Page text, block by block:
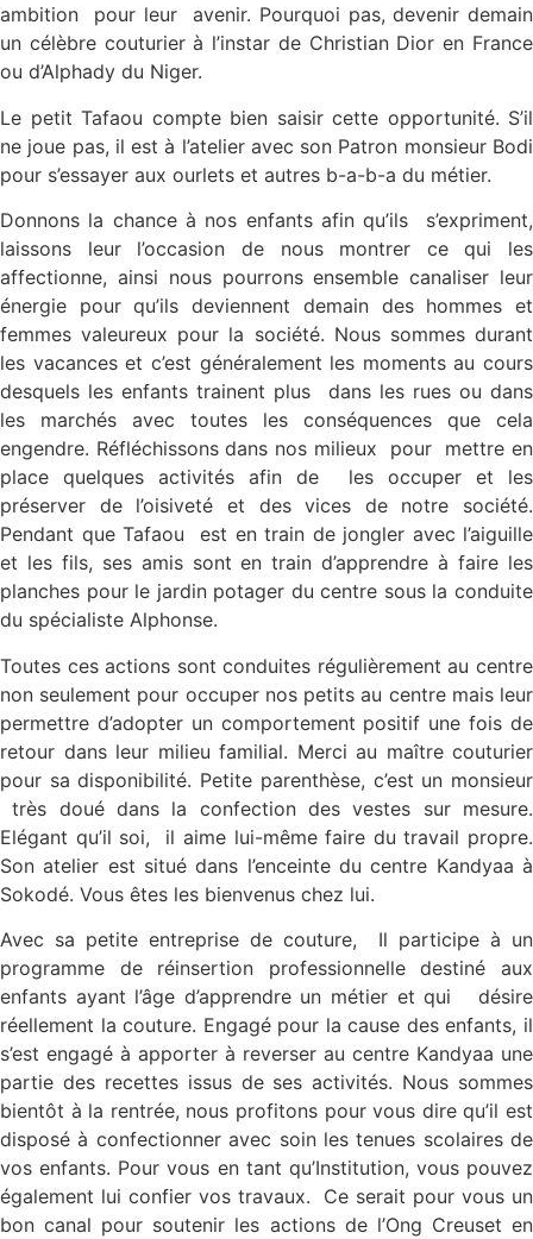
ambition pour leur avenir. Pourquoi pas, devenir demain
un célèbre couturier à l’instar de Christian Dior en France
ou d’Alphady du Niger.
Le petit Tafaou compte bien saisir cette opportunité. S’il
ne joue pas, il est à l’atelier avec son Patron monsieur Bodi
pour s’essayer aux ourlets et autres b-a-b-a du métier.
Donnons la chance à nos enfants afin qu’ils s’expriment,
laissons leur l’occasion de nous montrer ce qui les
affectionne, ainsi nous pourrons ensemble canaliser leur
énergie pour qu’ils deviennent demain des hommes et
femmes valeureux pour la société. Nous sommes durant
les vacances et c’est généralement les moments au cours
desquels les enfants trainent plus dans les rues ou dans
les marchés avec toutes les conséquences que cela
engendre. Réfléchissons dans nos milieux pour mettre en
place quelques activités afin de les occuper et les
préserver de l’oisiveté et des vices de notre société.
Pendant que Tafaou est en train de jongler avec l’aiguille
et les fils, ses amis sont en train d’apprendre à faire les
planches pour le jardin potager du centre sous la conduite
du spécialiste Alphonse.
Toutes ces actions sont conduites régulièrement au centre
non seulement pour occuper nos petits au centre mais leur
permettre d’adopter un comportement positif une fois de
retour dans leur milieu familial. Merci au maître couturier
pour sa disponibilité. Petite parenthèse, c’est un monsieur
très doué dans la confection des vestes sur mesure.
Elégant qu’il soi, il aime lui-même faire du travail propre.
Son atelier est situé dans l’enceinte du centre Kandyaa à
Sokodé. Vous êtes les bienvenus chez lui.
Avec sa petite entreprise de couture, Il participe à un
programme de réinsertion professionnelle destiné aux
enfants ayant l’âge d’apprendre un métier et qui désire
réellement la couture. Engagé pour la cause des enfants, il
s’est engagé à apporter à reverser au centre Kandyaa une
partie des recettes issus de ses activités. Nous sommes
bientôt à la rentrée, nous profitons pour vous dire qu’il est
disposé à confectionner avec soin les tenues scolaires de
vos enfants. Pour vous en tant qu’Institution, vous pouvez
également lui confier vos travaux. Ce serait pour vous un
bon canal pour soutenir les actions de l’Ong Creuset en